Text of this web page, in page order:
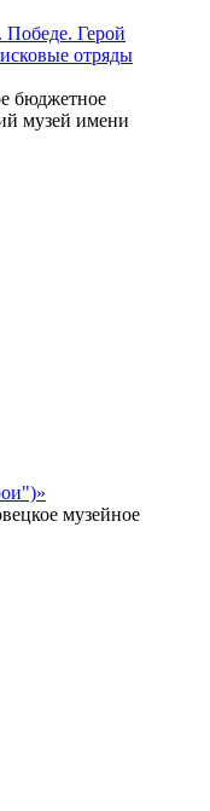
Герой
отряды
бюджетное
музей имени
музейное